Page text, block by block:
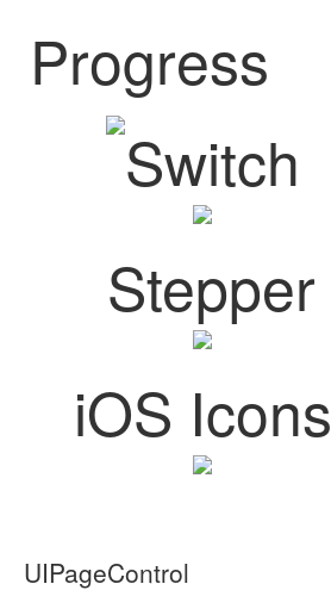
Progress
Switch
Stepper
iOS Icons
UIPageControl